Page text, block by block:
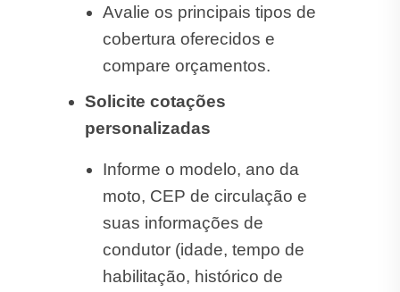
Avalie os principais tipos de
cobertura oferecidos e
compare orçamentos.
Solicite cotações
personalizadas
Informe o modelo, ano da
moto, CEP de circulação e
suas informações de
condutor (idade, tempo de
habilitação, histórico de